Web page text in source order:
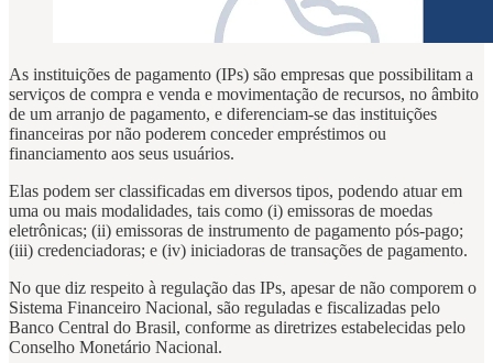
As instituições de pagamento (IPs) são empresas que possibilitam a
serviços de compra e venda e movimentação de recursos, no âmbito
de um arranjo de pagamento, e diferenciam-se das instituições
financeiras por não poderem conceder empréstimos ou
financiamento aos seus usuários.
Elas podem ser classificadas em diversos tipos, podendo atuar em
uma ou mais modalidades, tais como (i) emissoras de moedas
eletrônicas; (ii) emissoras de instrumento de pagamento pós-pago;
(iii) credenciadoras; e (iv) iniciadoras de transações de pagamento.
No que diz respeito à regulação das IPs, apesar de não comporem o
Sistema Financeiro Nacional, são reguladas e fiscalizadas pelo
Banco Central do Brasil, conforme as diretrizes estabelecidas pelo
Conselho Monetário Nacional.